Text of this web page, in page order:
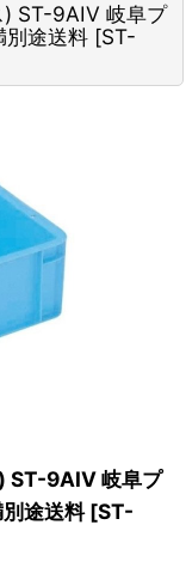
) ST-9AIV 岐阜プ
別途送料 [ST-
ST-9AIV 岐阜プ
途送料 [ST-